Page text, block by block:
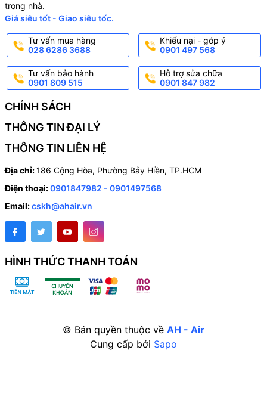
trong nhà.
Giá siêu tốt - Giao siêu tốc.
Tư vấn mua hàng
028 6286 3688
Khiếu nại - góp ý
0901 497 568
Tư vấn bảo hành
0901 809 515
Hỗ trợ sửa chữa
0901 847 982
CHÍNH SÁCH
THÔNG TIN ĐẠI LÝ
THÔNG TIN LIÊN HỆ
Địa chỉ:186 Cộng Hòa, Phường Bảy Hiền, TP.HCM
Điện thoại:0901847982 - 0901497568
Email:cskh@ahair.vn
HÌNH THỨC THANH TOÁN
© Bản quyền thuộc về AH - Air
Cung cấp bởi Sapo